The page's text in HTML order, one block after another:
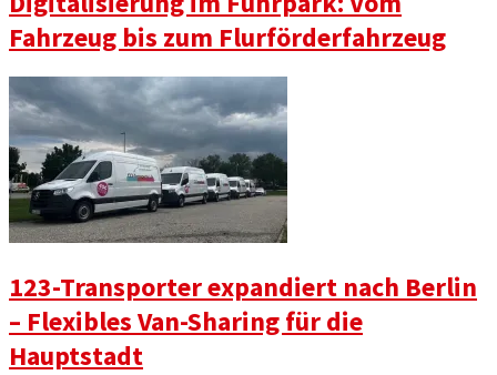
Fahrzeug bis zum Flurförderfahrzeug
123-Transporter expandiert nach Berlin
– Flexibles Van-Sharing für die
Hauptstadt